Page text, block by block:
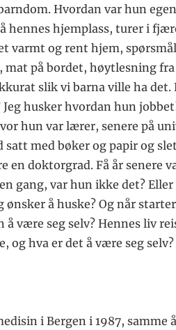
Hvordan var hun
hennes hjemplass, turer i
varmt og rent hjem,
mat på bordet, høytlesning
slik vi barna ville ha det.
husker hvordan hun
hun var lærer, senere på
med bøker og papir og
en doktorgrad. Få år senere
gang, var hun ikke det?
ønsker å huske? Og når
være seg selv? Hennes liv
og hva er det å være seg selv?
i Bergen i 1987, samme